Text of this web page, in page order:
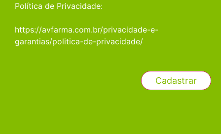
Política de Privacidade:
https://avfarma.com.br/privacidade-e-
garantias/politica-de-privacidade/